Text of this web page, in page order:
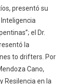
presentó su
el Dr.
la
to drifters. Por
Cano,
Resilencia en la